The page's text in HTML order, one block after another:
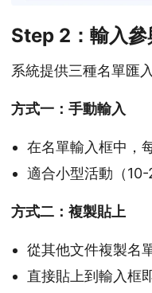
Step 2：輸入參
系統提供三種名單匯
方式一：手動輸入
在名單輸入框中，
適合小型活動（10-
方式二：複製貼上
從其他文件複製名
直接貼上到輸入框